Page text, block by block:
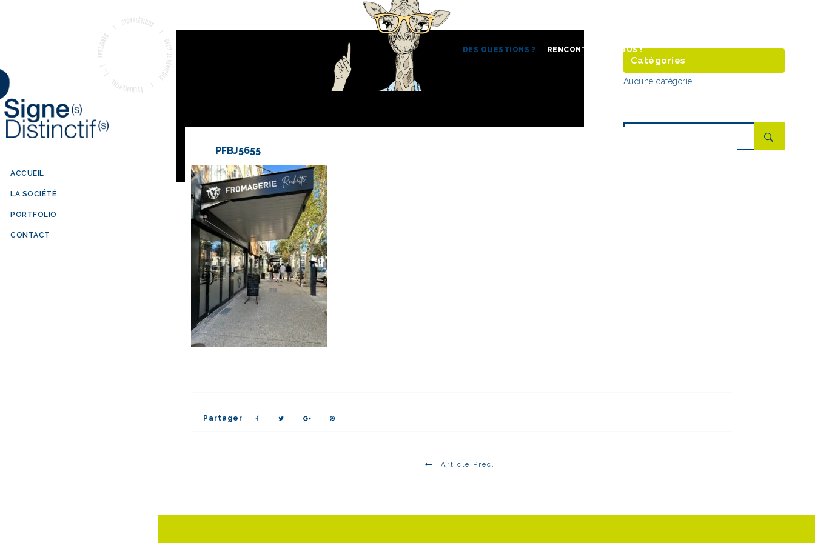
ACCUEIL
LA SOCIÉTÉ
PORTFOLIO
CONTACT
PFBJ5655
Partager
Article Préc.
Catégories
Aucune catégorie
DES QUESTIONS ? RENCONTRONS-NOUS !